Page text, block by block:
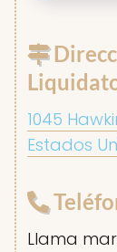
1045
Estados
Llama